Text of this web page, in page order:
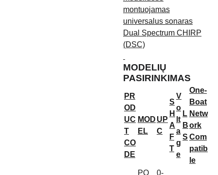
montuojamas
universalus sonaras
Dual Spectrum CHIRP
(DSC)
MODELIŲ
PASIRINKIMAS
PR
OD
UC
T
CO
DE
MOD
EL
UP
C
S
H
A
F
T
V
o
lt
a
g
e
L
B
S
One-
Boat
Netw
ork
Com
patib
le
PO
0-